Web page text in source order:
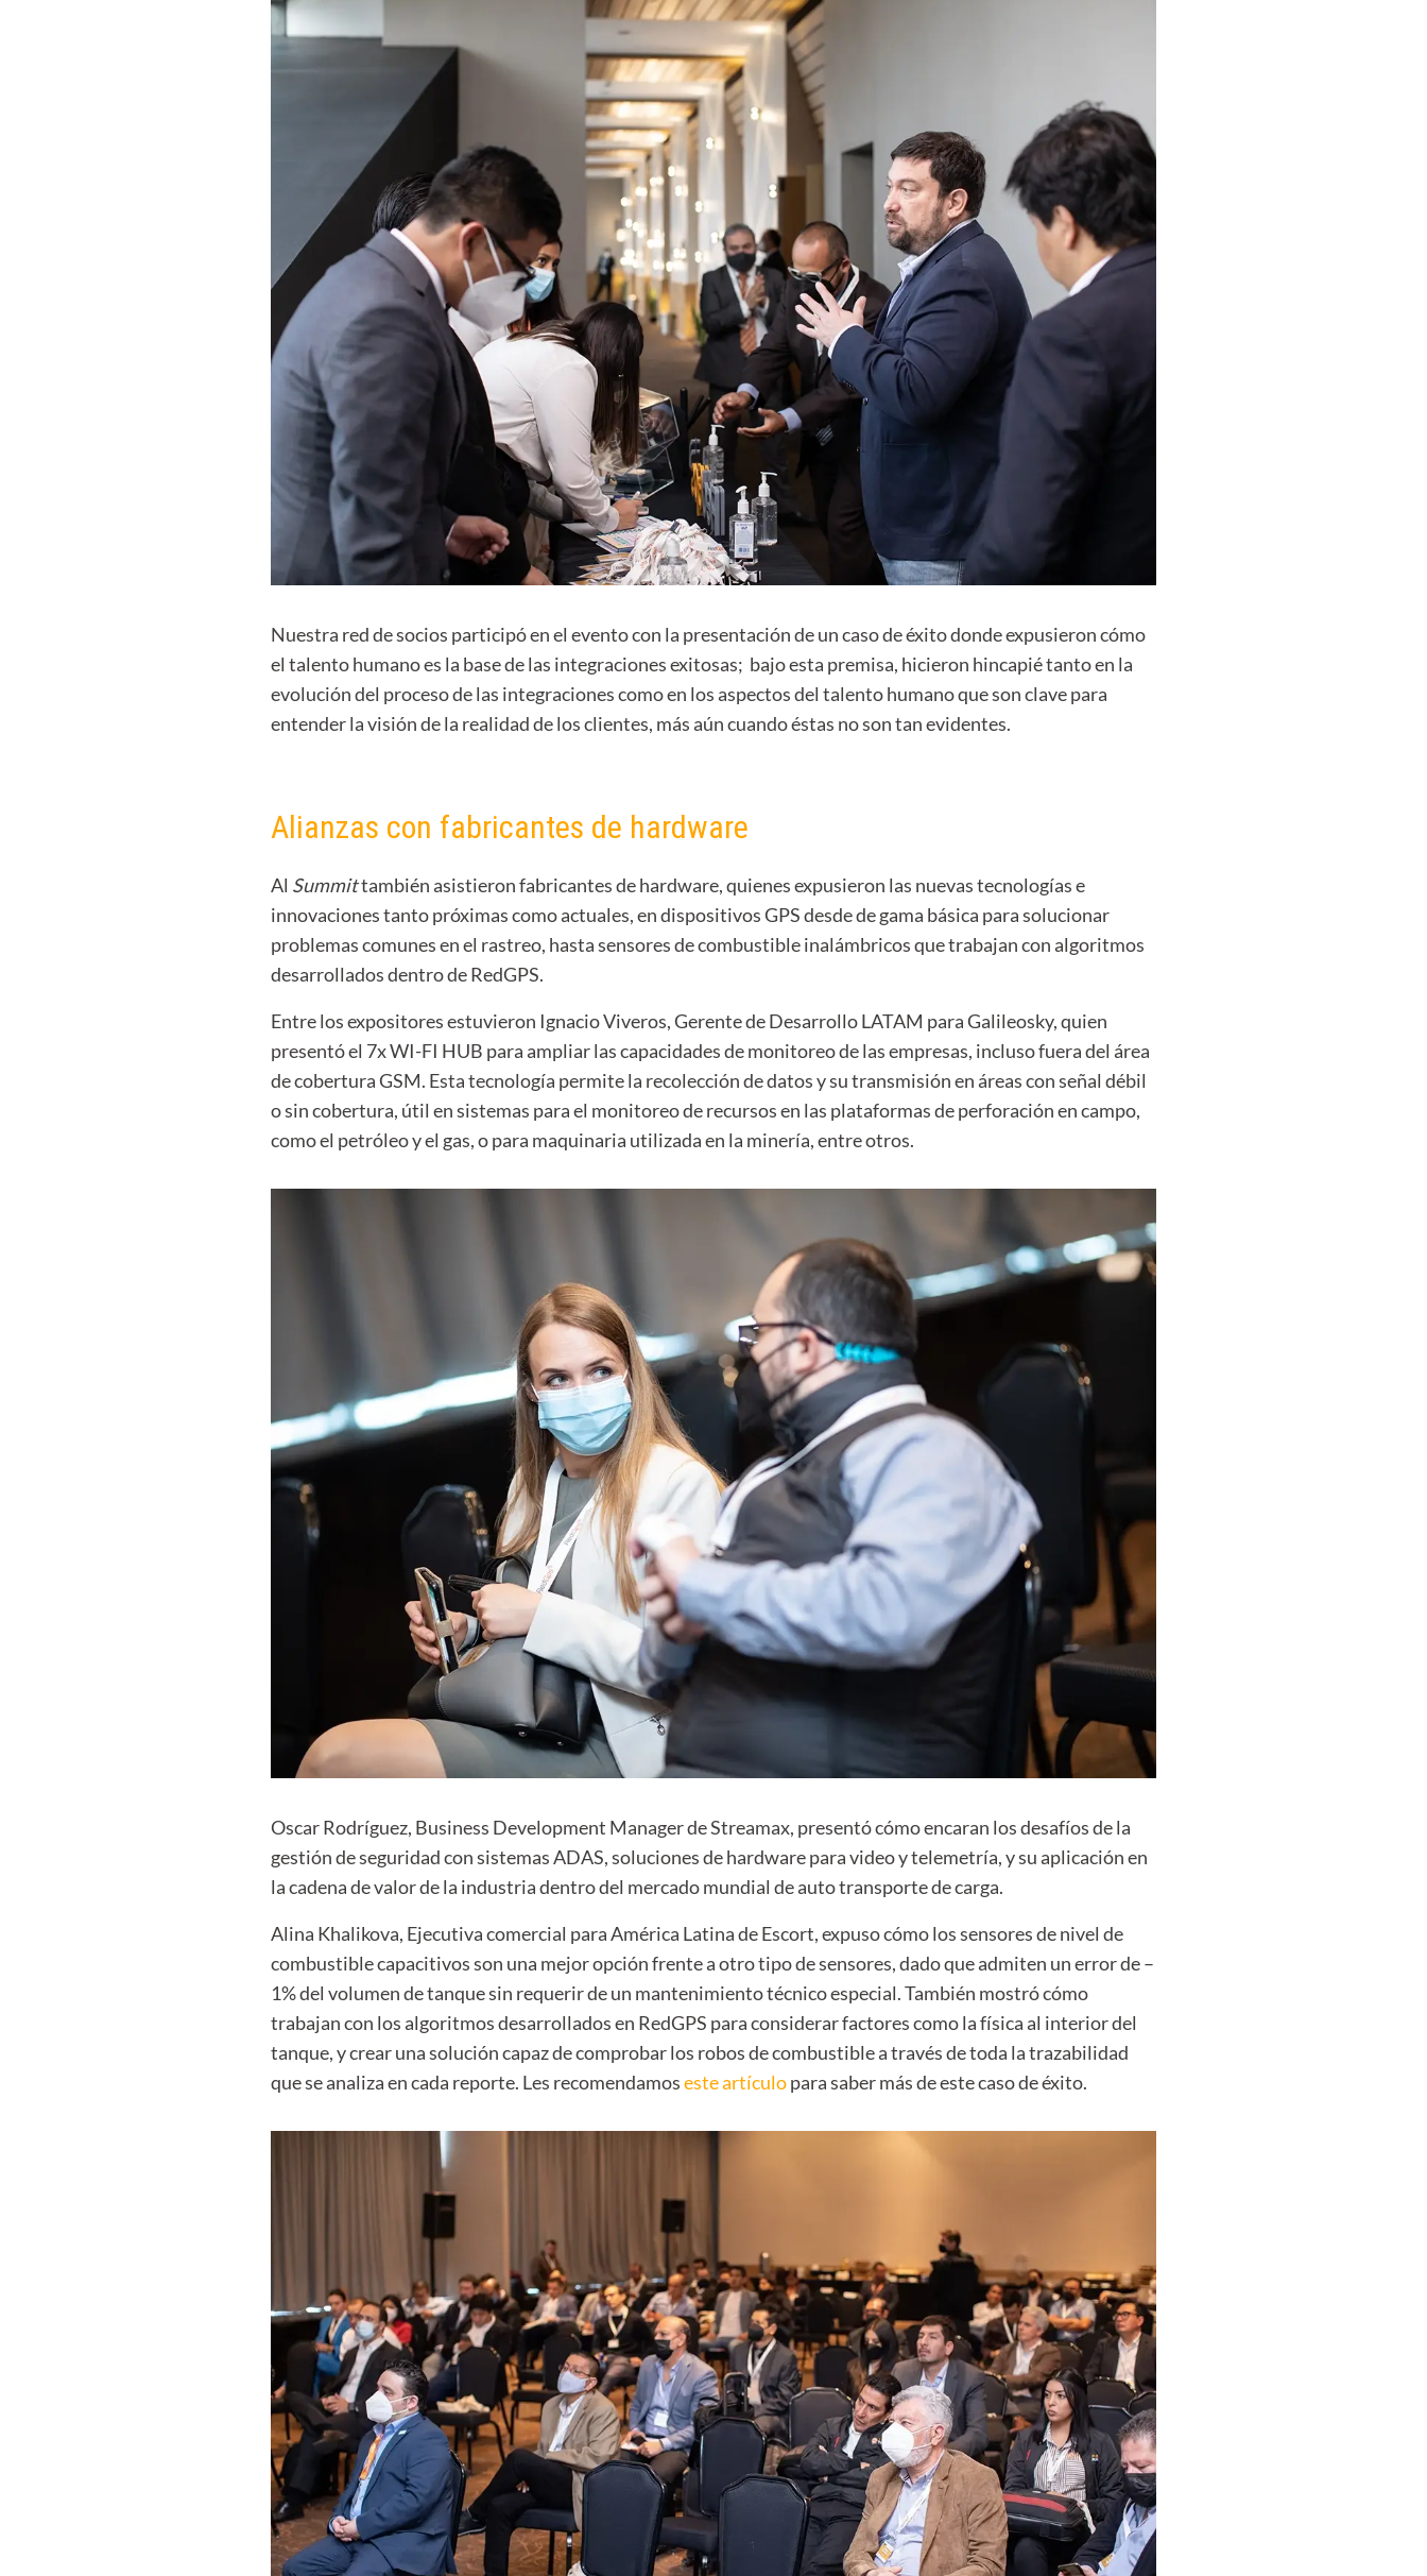
Nuestra red de socios participó en el evento con la presentación de un caso de éxito donde expusieron cómo
el talento humano es la base de las integraciones exitosas; bajo esta premisa, hicieron hincapié tanto en la
evolución del proceso de las integraciones como en los aspectos del talento humano que son clave para
entender la visión de la realidad de los clientes, más aún cuando éstas no son tan evidentes.
Alianzas con fabricantes de hardware
Al Summittambién asistieron fabricantes de hardware, quienes expusieron las nuevas tecnologías e
innovaciones tanto próximas como actuales, en dispositivos GPS desde de gama básica para solucionar
problemas comunes en el rastreo, hasta sensores de combustible inalámbricos que trabajan con algoritmos
desarrollados dentro de RedGPS.
Entre los expositores estuvieron Ignacio Viveros, Gerente de Desarrollo LATAM para Galileosky, quien
presentó el 7x WI-FI HUB para ampliar las capacidades de monitoreo de las empresas, incluso fuera del área
de cobertura GSM. Esta tecnología permite la recolección de datos y su transmisión en áreas con señal débil
o sin cobertura, útil en sistemas para el monitoreo de recursos en las plataformas de perforación en campo,
como el petróleo y el gas, o para maquinaria utilizada en la minería, entre otros.
Oscar Rodríguez, Business Development Manager de Streamax, presentó cómo encaran los desafíos de la
gestión de seguridad con sistemas ADAS,soluciones de hardware para video y telemetría, y su aplicación en
lacadena de valor de la industria dentro del mercado mundial de auto transporte de carga.
Alina Khalikova, Ejecutiva comercial para América Latina de Escort, expuso cómo los sensores de nivel de
combustible capacitivos son una mejor opción frente a otro tipo de sensores, dado que admiten un error de –
1% del volumen de tanque sin requerir de un mantenimiento técnico especial. También mostró cómo
trabajan con los algoritmos desarrollados en RedGPS para considerar factores comola física al interior del
tanque,y crear una solución capaz de comprobar los robos de combustible a través de toda la trazabilidad
que se analiza en cada reporte. Les recomendamoseste artículopara saber más de este caso de éxito.